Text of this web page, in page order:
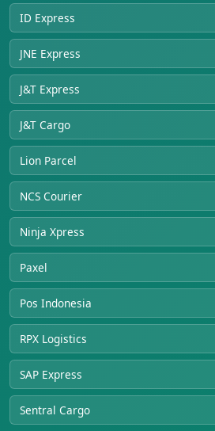
ID Express
JNE Express
J&T Express
J&T Cargo
Lion Parcel
NCS Courier
Ninja Xpress
Paxel
Pos Indonesia
RPX Logistics
SAP Express
Sentral Cargo